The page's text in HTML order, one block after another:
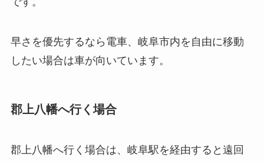
早さを優先するなら電車、岐阜市内を自由に移動
したい場合は車が向いています。
郡上八幡へ行く場合
郡上八幡へ行く場合は、岐阜駅を経由すると遠回